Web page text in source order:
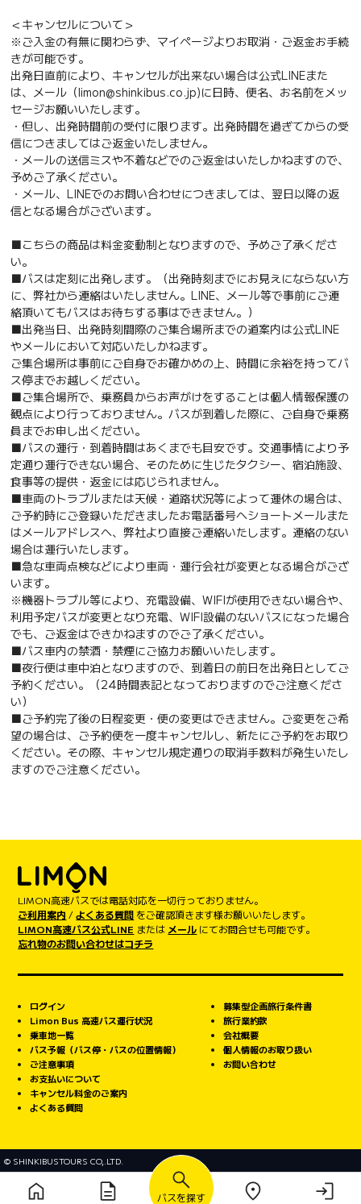
バスを探す
＜キャンセルについて＞
※ご入金の有無に関わらず、マイページよりお取消・ご返金お手続
きが可能です。
出発日直前により、キャンセルが出来ない場合は公式LINEまた
は、メール（limon@shinkibus.co.jp)に日時、便名、お名前をメッ
セージお願いいたします。
・但し、出発時間前の受付に限ります。出発時間を過ぎてからの受
信につきましてはご返金いたしません。
・メールの送信ミスや不着などでのご返金はいたしかねますので、
予めご了承ください。
・メール、LINEでのお問い合わせにつきましては、翌日以降の返
信となる場合がございます。
■こちらの商品は料金変動制となりますので、予めご了承くださ
い。
■バスは定刻に出発します。（出発時刻までにお見えにならない方
に、弊社から連絡はいたしません。LINE、メール等で事前にご連
絡頂いてもバスはお待ちする事はできません。）
■出発当日、出発時刻間際のご集合場所までの道案内は公式LINE
やメールにおいて対応いたしかねます。
ご集合場所は事前にご自身でお確かめの上、時間に余裕を持ってバ
ス停までお越しください。
■ご集合場所で、乗務員からお声がけをすることは個人情報保護の
観点により行っておりません。バスが到着した際に、ご自身で乗務
員までお申し出ください。
■バスの運行・到着時間はあくまでも目安です。交通事情により予
定通り運行できない場合、そのために生じたタクシー、宿泊施設、
食事等の提供・返金には応じられません。
■車両のトラブルまたは天候・道路状況等によって運休の場合は、
ご予約時にご登録いただきましたお電話番号へショートメールまた
はメールアドレスへ、弊社より直接ご連絡いたします。連絡のない
場合は運行いたします。
■急な車両点検などにより車両・運行会社が変更となる場合がござ
います。
※機器トラブル等により、充電設備、WIFIが使用できない場合や、
利用予定バスが変更となり充電、WIFI設備のないバスになった場合
でも、ご返金はできかねますのでご了承ください。
■バス車内の禁酒・禁煙にご協力お願いいたします。
■夜行便は車中泊となりますので、到着日の前日を出発日としてご
予約ください。（24時間表記となっておりますのでご注意くださ
い）
■ご予約完了後の日程変更・便の変更はできません。ご変更をご希
望の場合は、ご予約便を一度キャンセルし、新たにご予約をお取り
ください。その際、キャンセル規定通りの取消手数料が発生いたし
ますのでご注意ください。
LIMON高速バスでは電話対応を一切行っておりません。
ご利用案内 /よくある質問をご確認頂きます様お願いいたします。
LIMON高速バス公式LINE または メール にてお問合せも可能です。
忘れ物のお問い合わせはコチラ
ログイン
Limon Bus 高速バス運行状況
乗車地一覧
バス予報（バス停・バスの位置情報）
ご注意事項
お支払いについて
キャンセル料金のご案内
よくある質問
募集型企画旅行条件書
旅行業約款
会社概要
個人情報のお取り扱い
お問い合わせ
© SHINKIBUSTOURS CO,.LTD.